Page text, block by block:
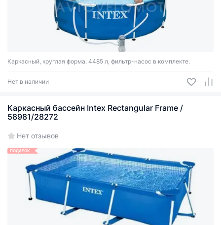
Каркасный, круглая форма, 4485 л, фильтр-насос в комплекте.
Нет в наличии
Каркасный бассейн Intex Rectangular Frame /
58981/28272
Нет отзывов
ПОДАРОК